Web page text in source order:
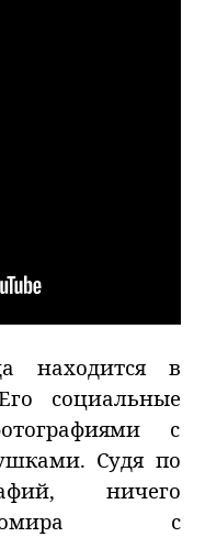
находится в
социальные
с
Судя по
ничего
с